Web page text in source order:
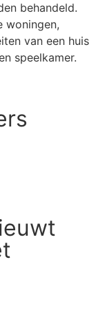
behandeld.
woningen,
van een huis
speelkamer.